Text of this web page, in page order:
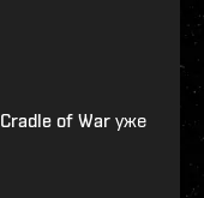
of War уже